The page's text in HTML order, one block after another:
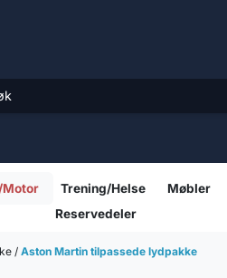
Motor Trening/Helse Møbler
Reservedeler
/ Aston Martin tilpassede lydpakke